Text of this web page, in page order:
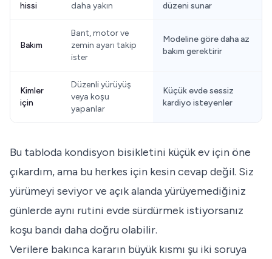
hissi
daha yakın
düzeni sunar
Bakım
Bant, motor ve
zemin ayarı takip
ister
Modeline göre daha az
bakım gerektirir
Kimler
için
Düzenli yürüyüş
veya koşu
yapanlar
Küçük evde sessiz
kardiyo isteyenler
Bu tabloda kondisyon bisikletini küçük ev için öne
çıkardım, ama bu herkes için kesin cevap değil. Siz
yürümeyi seviyor ve açık alanda yürüyemediğiniz
günlerde aynı rutini evde sürdürmek istiyorsanız
koşu bandı daha doğru olabilir.
Verilere bakınca kararın büyük kısmı şu iki soruya